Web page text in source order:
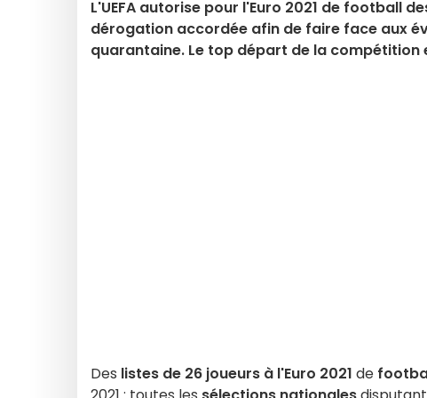
L'UEFA autorise pour l'Euro 2021 de football
dérogation accordée afin de faire face aux
quarantaine. Le top départ de la compétition
Des listes de 26 joueurs à l'Euro 2021 de